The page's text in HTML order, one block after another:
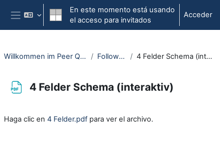
Salta al contenido principal
Panel lateral
En este momento está usando
el acceso para invitados
Acceder
Willkommen im Peer Quartier Follow-Up 4 Felder Schema (interaktiv)
4 Felder Schema (interaktiv)
Haga clic en 4 Felder.pdf para ver el archivo.